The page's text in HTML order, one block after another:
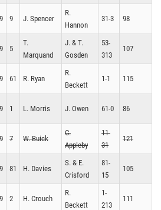
9 J. Spencer
R.
Hannon
31-3 98
5
T.
Marquand
J. & T.
Gosden
53-
313
107
61 R. Ryan
R.
Beckett
1-1 115
1 L. Morris J. Owen 61-0 86
7 W. Buick
C.
Appleby
11-
31
121
81 H. Davies
S. & E.
Crisford
81-
15
105
2 H. Crouch
R.
Beckett
1-
213
111